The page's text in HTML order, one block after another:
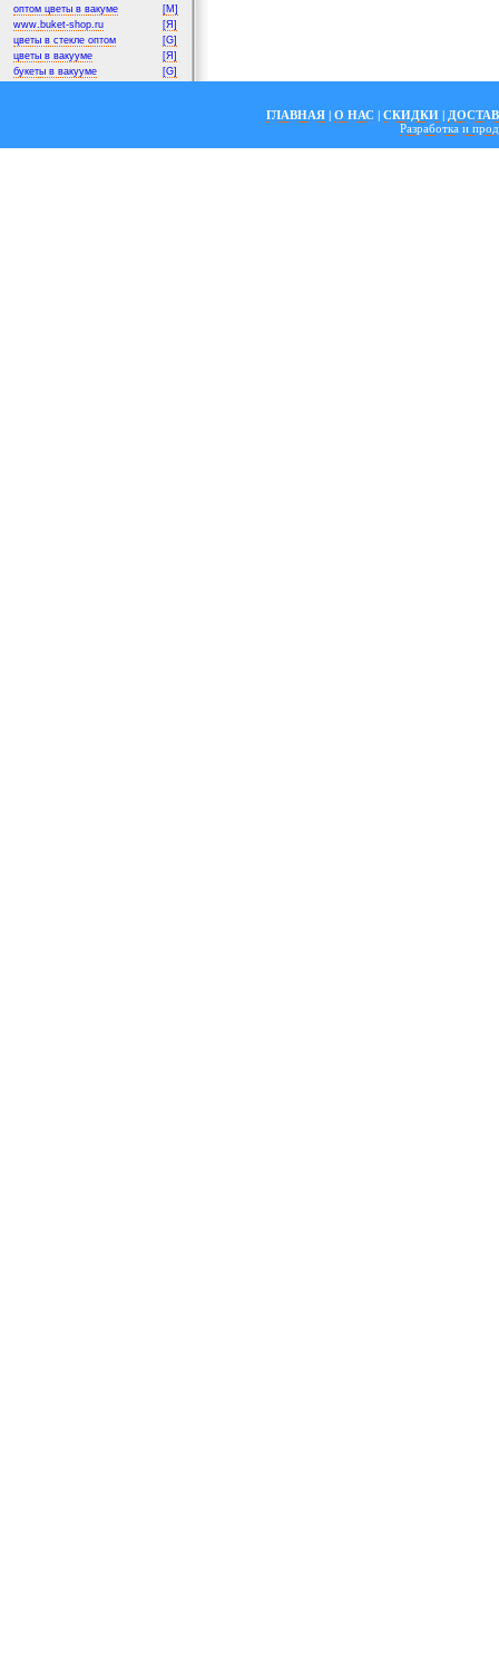
оптом цветы в вакуме
[M]
www.buket-shop.ru
[Я]
цветы в стекле оптом
[G]
цветы в вакууме
[Я]
букеты в вакууме
[G]
ГЛАВНАЯ | О НАС | СКИДКИ |
Разработка и